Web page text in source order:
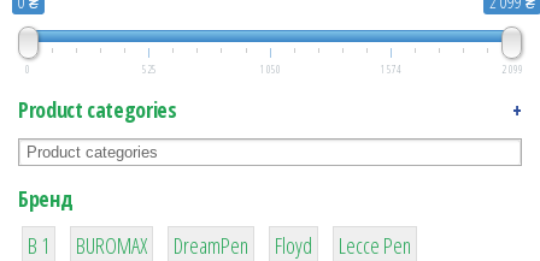
0 525 1 050 1 574 2 099
Product categories +
Бренд
B 1
1
BUROMAX
1
DreamPen
2
Floyd
2
Lecce Pen